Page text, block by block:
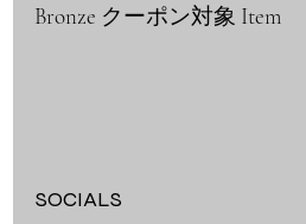
Bronze クーポン対象 Item
SOCIALS